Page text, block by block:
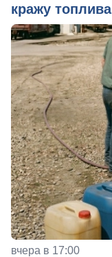
кражу топлива
вчера в 17:00